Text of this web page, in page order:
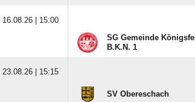
| 15:00
SG Gemeinde
B.K.N. 1
| 15:15
SV Obereschach